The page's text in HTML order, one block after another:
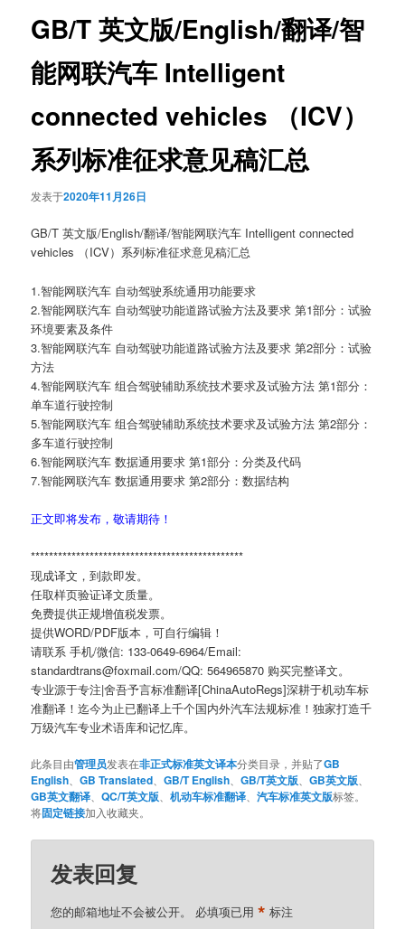
GB/T 英文版/English/翻译/智
能网联汽车 Intelligent
connected vehicles （ICV）
系列标准征求意见稿汇总
发表于2020年11月26日
GB/T 英文版/English/翻译/智能网联汽车 Intelligent connected
vehicles （ICV）系列标准征求意见稿汇总
1.智能网联汽车 自动驾驶系统通用功能要求
2.智能网联汽车 自动驾驶功能道路试验方法及要求 第1部分：试验
环境要素及条件
3.智能网联汽车 自动驾驶功能道路试验方法及要求 第2部分：试验
方法
4.智能网联汽车 组合驾驶辅助系统技术要求及试验方法 第1部分：
单车道行驶控制
5.智能网联汽车 组合驾驶辅助系统技术要求及试验方法 第2部分：
多车道行驶控制
6.智能网联汽车 数据通用要求 第1部分：分类及代码
7.智能网联汽车 数据通用要求 第2部分：数据结构
正文即将发布，敬请期待！
***********************************************
现成译文，到款即发。
任取样页验证译文质量。
免费提供正规增值税发票。
提供WORD/PDF版本，可自行编辑！
请联系 手机/微信: 133-0649-6964/Email:
standardtrans@foxmail.com/QQ: 564965870 购买完整译文。
专业源于专注|舍吾予言标准翻译[ChinaAutoRegs]深耕于机动车标
准翻译！迄今为止已翻译上千个国内外汽车法规标准！独家打造千
万级汽车专业术语库和记忆库。
此条目由管理员发表在非正式标准英文译本分类目录，并贴了GB
English 、GB Translated 、GB/T English 、GB/T英文版 、GB英文版
GB英文翻译 、QC/T英文版 、机动车标准翻译 、汽车标准英文版标签。
将固定链接加入收藏夹。
发表回复
您的邮箱地址不会被公开。 必填项已用* 标注